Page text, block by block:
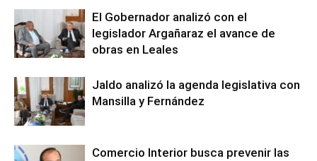
El Gobernador analizó con el
legislador Argañaraz el avance de
obras en Leales
Jaldo analizó la agenda legislativa con
Mansilla y Fernández
Comercio Interior busca prevenir las